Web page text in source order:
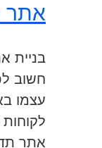
אתר
בניית
חשוב
עצמו
אתר